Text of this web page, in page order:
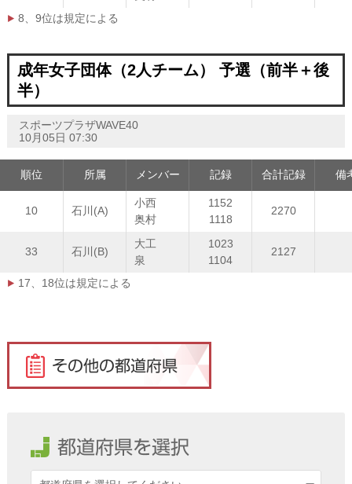
8、9位は規定による
成年女子団体（2人チーム） 予選（前半＋後
半）
スポーツプラザWAVE40
10月05日 07:30
順位 所属 メンバー 記録 合計記録 備
10 石川(A)
小西
奥村
1152
1118
2270
33 石川(B)
大工
泉
1023
1104
2127
17、18位は規定による